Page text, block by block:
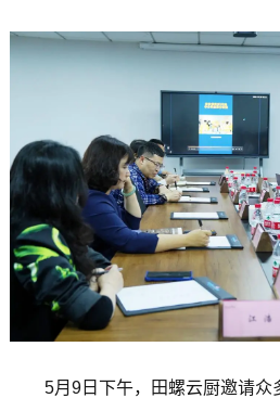
5月9日下午，田螺云厨邀请众